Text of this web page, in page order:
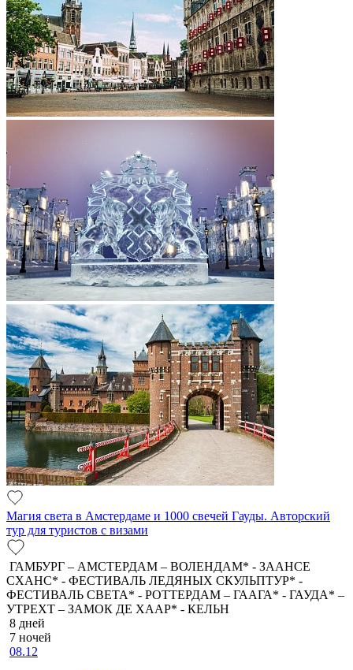
Магия света в Амстердаме и 1000 свечей Гауды. Авторский
тур для туристов с визами
ГАМБУРГ – АМСТЕРДАМ – ВОЛЕНДАМ* - ЗААНСЕ
СХАНС* - ФЕСТИВАЛЬ ЛЕДЯНЫХ СКУЛЬПТУР* -
ФЕСТИВАЛЬ СВЕТА* - РОТТЕРДАМ – ГААГА* - ГАУДА* –
УТРЕХТ – ЗАМОК ДЕ ХААР* - КЕЛЬН
8 дней
7 ночей
08.12